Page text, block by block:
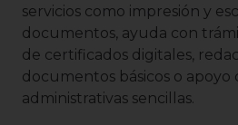
servicios como impresión y
documentos, ayuda con
de certificados digitales,
documentos básicos o apoyo
administrativas sencillas.